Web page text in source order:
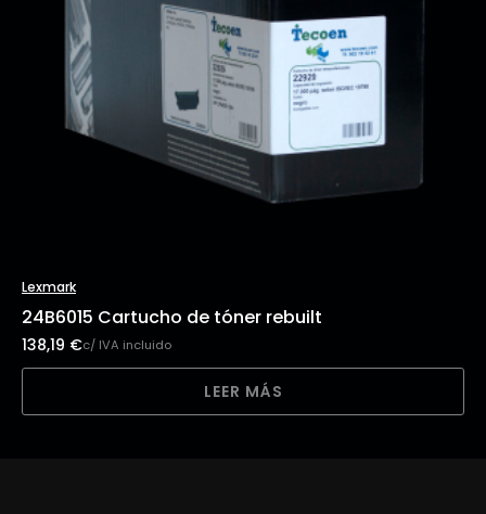
Lexmark
24B6015 Cartucho de tóner rebuilt
138,19 €c/ IVA incluido
LEER MÁS